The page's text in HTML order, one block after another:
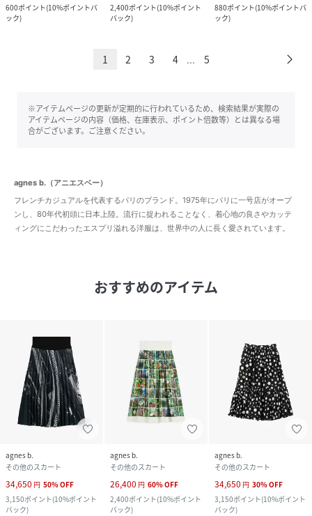
600ポイント(10%ポイントバ
ック)
2,400ポイント(10%ポイント
バック)
880ポイント(10%ポイントバ
ック)
1 2 3 4 ... 5
※アイテムページの更新が定期的に行われているため、検索結果が実際の
アイテムページの内容（価格、在庫表示、ポイント倍数等）とは異なる場
合がございます。ご注意ください。
agnes b.（アニエスベー）
フレンチカジュアルを代表するパリのブランド。1975年にパリに一号店がオープ
ンし、80年代初頭に日本上陸。流行に捉われることなく、着心地の良さやカッテ
ィングにこだわったエスプリ溢れる洋服は、世界中の人に長く愛されています。
おすすめのアイテム
agnes b.
その他のスカート
34,650 円 50%OFF
3,150ポイント(10%ポイント
バック)
agnes b.
その他のスカート
26,400 円 60%OFF
2,400ポイント(10%ポイント
バック)
agnes b.
その他のスカート
34,650 円 30%OFF
3,150ポイント(10%ポイント
バック)